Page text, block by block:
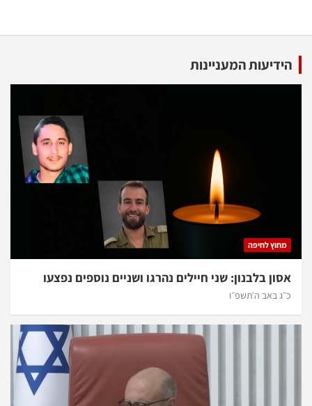
הידיעות המעניינות
מחוץ לחיפה
אסון בלבנון: שני חיילים נהרגו ושניים נוספים נפצעו
כ״ג באב ה׳תשפ״ו